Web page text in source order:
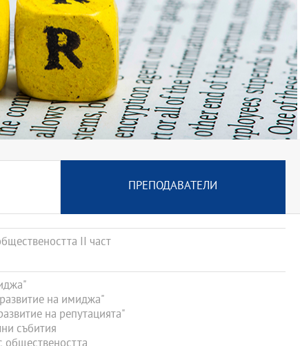
ПРЕПОДАВАТЕЛИ
ІІ част
на имиджа"
на репутацията"
събития